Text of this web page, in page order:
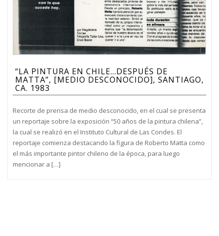
“LA PINTURA EN CHILE…DESPUÉS DE
MATTA”, [MEDIO DESCONOCIDO], SANTIAGO,
CA. 1983
Recorte de prensa de medio desconocido, en el cual se presenta
un reportaje sobre la exposición “50 años de la pintura chilena”,
la cual se realizó en el Instituto Cultural de Las Condes. El
reportaje comienza destacando la figura de Roberto Matta como
el más importante pintor chileno de la época, para luego
mencionar a […]